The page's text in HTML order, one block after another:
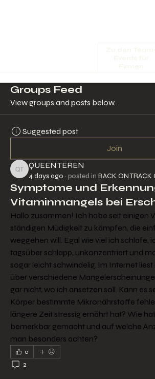
Groups Feed
View groups and posts below.
Suggested post
Join
QUEEN TEREN
QUEEN TEREN
4 days ago · posted in BACK ON TRACK
Symptome und
Vitaminmangels bei
Hallo zusammen! Ich habe seit einigen
ständigen Müdigkeit zu kämpfen, die
weggehen will. Egal wie viel ich schlafe,
tagsüber schlapp, unkonzentriert und
sogar leicht schwindelig. Im Internet
über verschiedene
gar nicht, wo ich ansetzen soll. Kann es
Körper bestimmte Mikronährstoffe
längere Zeit stressig ernährt hat? Wie
bemerkbar gemacht und auf welche
man besonders achten?
0
2